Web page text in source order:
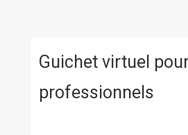
Guichet virtuel
professionnels